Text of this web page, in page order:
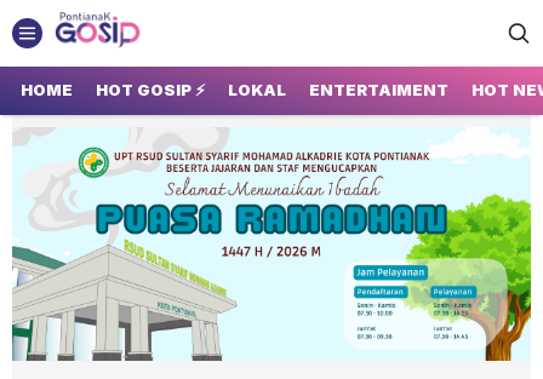
GOSIP PONTIANAK
Tempatnya Gosip Terupdate Pontianak
HOME HOT GOSIP ⚡ LOKAL ENTERTAIMENT HOT